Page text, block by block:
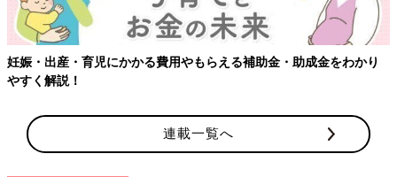
妊娠・出産・育児にかかる費用やもらえる補助金・助成金をわかり
やすく解説！
連載一覧へ